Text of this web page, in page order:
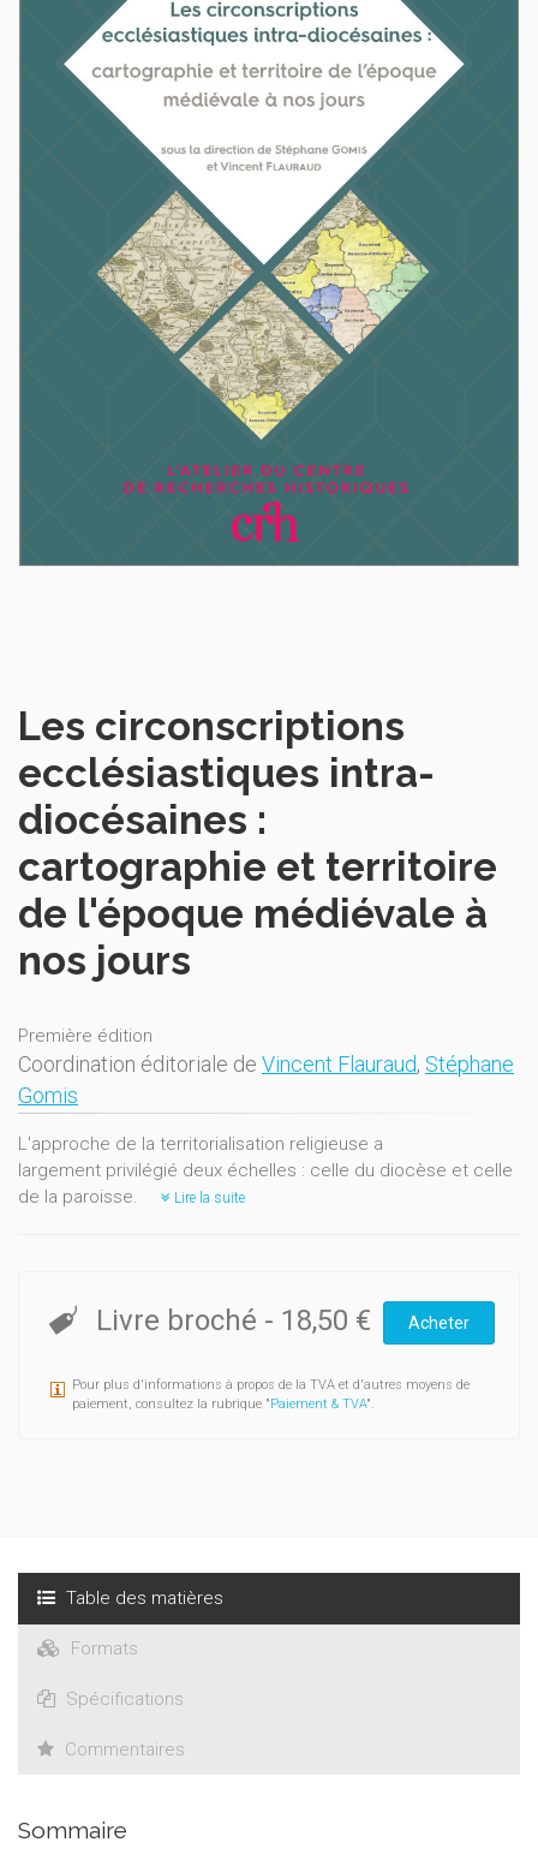
Les circonscriptions
ecclésiastiques intra-
diocésaines :
cartographie et territoire
de l'époque médiévale à
nos jours
Première édition
Coordination éditoriale de Vincent Flauraud, Stéphane
Gomis
L'approche de la territorialisation religieuse a
largement privilégié deux échelles : celle du diocèse et celle
de la paroisse.
Lire la suite
Livre broché - 18,50 € Acheter
Pour plus d'informations à propos de la TVA et d'autres moyens de
paiement, consultez la rubrique "Paiement & TVA".
Table des matières
Formats
Spécifications
Commentaires
Sommaire